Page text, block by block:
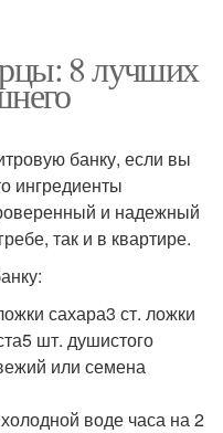
8 лучших
банку, если вы
ингредиенты
и надежный
так и в квартире.
сахара3 ст. ложки
шт. душистого
или семена
воде часа на 2